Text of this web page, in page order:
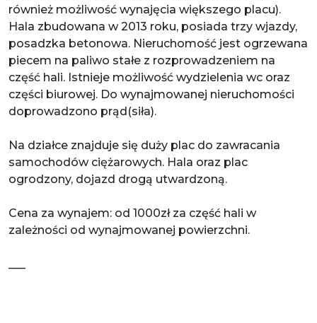
również możliwość wynajęcia większego placu).
Hala zbudowana w 2013 roku, posiada trzy wjazdy,
posadzka betonowa. Nieruchomość jest ogrzewana
piecem na paliwo stałe z rozprowadzeniem na
część hali. Istnieje możliwość wydzielenia wc oraz
części biurowej. Do wynajmowanej nieruchomości
doprowadzono prąd(siła).
Na działce znajduje się duży plac do zawracania
samochodów ciężarowych. Hala oraz plac
ogrodzony, dojazd drogą utwardzoną.
Cena za wynajem: od 1000zł za część hali w
zależności od wynajmowanej powierzchni.
___